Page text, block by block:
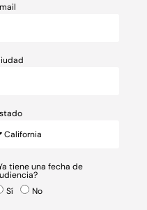
tiene una fecha de
Sí
No